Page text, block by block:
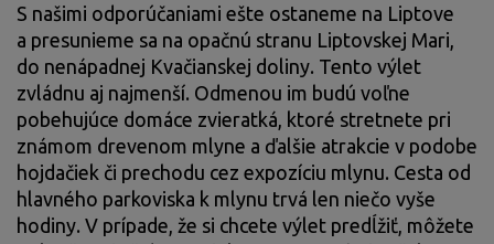
S našimi odporúčaniami ešte ostaneme na Liptove
a presunieme sa na opačnú stranu Liptovskej Mari,
do nenápadnej Kvačianskej doliny. Tento výlet
zvládnu aj najmenší. Odmenou im budú voľne
pobehujúce domáce zvieratká, ktoré stretnete pri
známom drevenom mlyne a ďalšie atrakcie v podobe
hojdačiek či prechodu cez expozíciu mlynu. Cesta od
hlavného parkoviska k mlynu trvá len niečo vyše
hodiny. V prípade, že si chcete výlet predĺžiť, môžete